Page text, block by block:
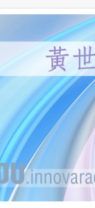
惟網路
老師、謝宇程
回覆。